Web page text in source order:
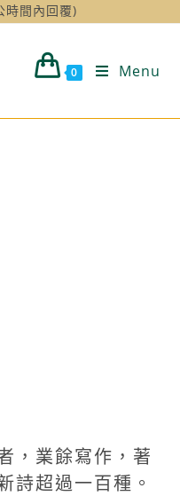
時間內回覆)
0 Menu
，業餘寫作，著
詩超過一百種。